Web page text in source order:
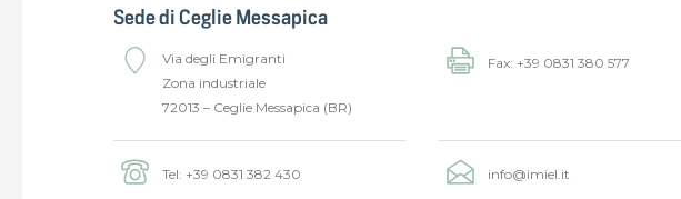
Sede di Ceglie Messapica
Via degli Emigranti
Zona industriale
72013 – Ceglie Messapica (BR)
Fax: +39 0831 380 577
Tel: +39 0831 382 430 info@imiel.it